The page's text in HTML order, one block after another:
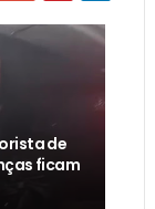
de
ficam